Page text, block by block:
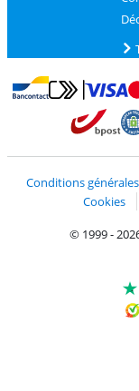
Payer avec Bancontact
Payer avec
Conditions générales
Cookies
© 1999 -